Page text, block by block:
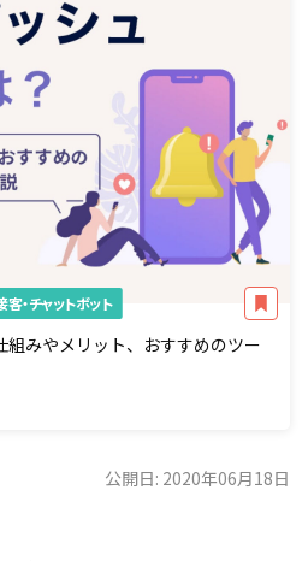
・チャットボット
みやメリット、おすすめのツー
公開日: 2020年06月18日